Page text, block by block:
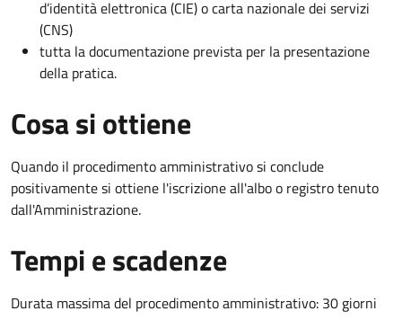
d’identità elettronica (CIE) o carta nazionale dei servizi
(CNS)
tutta la documentazione prevista per la presentazione
della pratica.
Cosa si ottiene
Quando il procedimento amministrativo si conclude
positivamente si ottiene l'iscrizione all'albo o registro tenuto
dall'Amministrazione.
Tempi e scadenze
Durata massima del procedimento amministrativo: 30 giorni